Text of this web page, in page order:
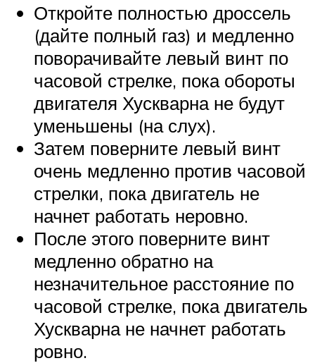
Откройте полностью дроссель
(дайте полный газ) и медленно
поворачивайте левый винт по
часовой стрелке, пока обороты
двигателя Хускварна не будут
уменьшены (на слух).
Затем поверните левый винт
очень медленно против часовой
стрелки, пока двигатель не
начнет работать неровно.
После этого поверните винт
медленно обратно на
незначительное расстояние по
часовой стрелке, пока двигатель
Хускварна не начнет работать
ровно.